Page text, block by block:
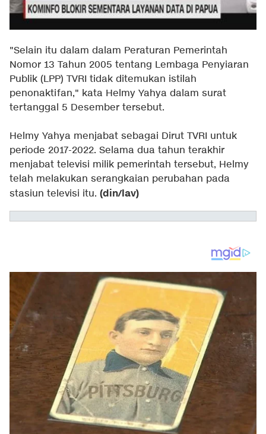
"Selain itu dalam dalam Peraturan Pemerintah
Nomor 13 Tahun 2005 tentang Lembaga Penyiaran
Publik (LPP) TVRI tidak ditemukan istilah
penonaktifan," kata Helmy Yahya dalam surat
tertanggal 5 Desember tersebut.
Helmy Yahya menjabat sebagai Dirut TVRI untuk
periode 2017-2022. Selama dua tahun terakhir
menjabat televisi milik pemerintah tersebut, Helmy
telah melakukan serangkaian perubahan pada
stasiun televisi itu. (din/lav)